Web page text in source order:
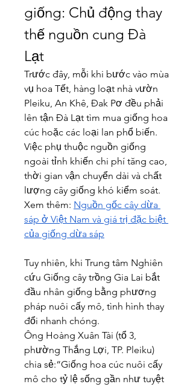
giống: Chủ động thay
thế nguồn cung Đà
Lạt
Trước đây, mỗi khi bước vào mùa
vụ hoa Tết, hàng loạt nhà vườn
Pleiku, An Khê, Đak Pơ đều phải
lên tận Đà Lạt tìm mua giống hoa
cúc hoặc các loại lan phổ biến.
Việc phụ thuộc nguồn giống
ngoài tỉnh khiến chi phí tăng cao,
thời gian vận chuyển dài và chất
lượng cây giống khó kiểm soát.
Xem thêm: Nguồn gốc cây dừa
sáp ở Việt Nam và giá trị đặc biệt
của giống dừa sáp
Tuy nhiên, khi Trung tâm Nghiên
cứu Giống cây trồng Gia Lai bắt
đầu nhân giống bằng phương
pháp nuôi cấy mô, tình hình thay
đổi nhanh chóng.
Ông Hoàng Xuân Tài (tổ 3,
phường Thắng Lợi, TP. Pleiku)
chia sẻ:“Giống hoa cúc nuôi cấy
mô cho tỷ lệ sống gần như tuyệt